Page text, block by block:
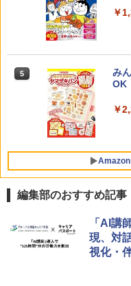
￥
5
ゼ
な
￥
ン
￥
上
￥
￥
5
み
OK
￥
Amazon
メ
日
ス
編集部のおすすめ記事
「AI講
現、対
視化・